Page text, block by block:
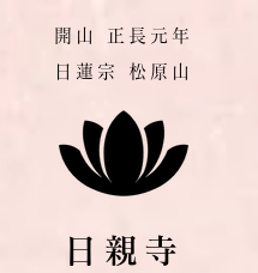
​開山 正長元年
​日蓮宗 松原山
日親寺